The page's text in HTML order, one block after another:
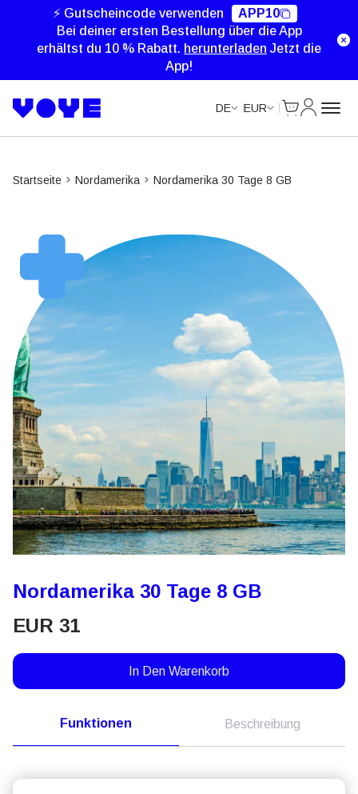
⚡ Gutscheincode verwenden
APP10
Bei deiner ersten Bestellung über die App
erhältst du 10 % Rabatt. herunterladen Jetzt die
App!
DE EUR
Startseite Nordamerika Nordamerika 30 Tage 8 GB
Nordamerika 30 Tage 8 GB
EUR 31
In Den Warenkorb
Funktionen Beschreibung
Unlimited Data
Unlimited Data
Unlimited Data
Unlimited Data